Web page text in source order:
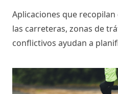
Aplicaciones que
las carreteras, zonas de
conflictivos ayudan a